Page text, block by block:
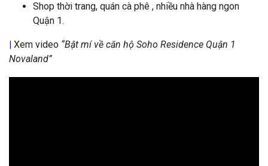
Shop thời trang, quán cà phê , nhiều nhà hàng ngon
Quận 1.
Xem video “Bật mí về căn hộ Soho Residence Quận 1
Novaland”